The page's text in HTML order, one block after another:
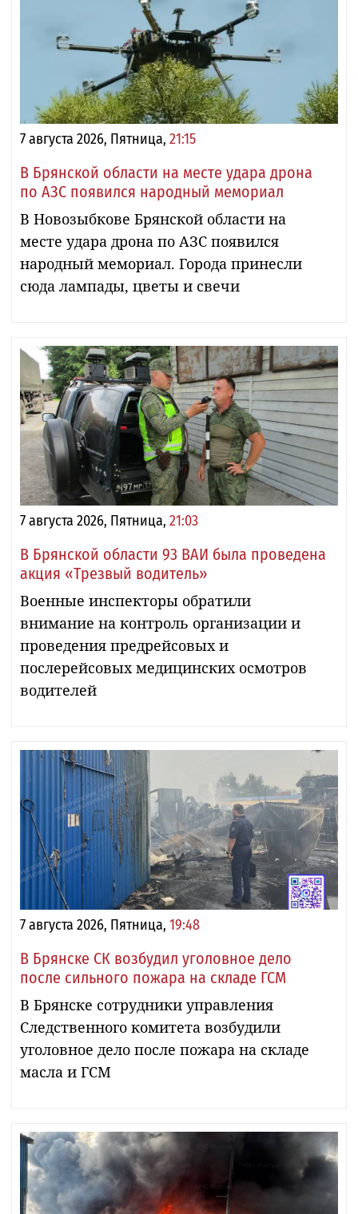
7 августа 2026, Пятница, 21:15
В Брянской области на месте удара дрона
по АЗС появился народный мемориал
В Новозыбкове Брянской области на
месте удара дрона по АЗС появился
народный мемориал. Города принесли
сюда лампады, цветы и свечи
7 августа 2026, Пятница, 21:03
В Брянской области 93 ВАИ была проведена
акция «Трезвый водитель»
Военные инспекторы обратили
внимание на контроль организации и
проведения предрейсовых и
послерейсовых медицинских осмотров
водителей
7 августа 2026, Пятница, 19:48
В Брянске СК возбудил уголовное дело
после сильного пожара на складе ГСМ
В Брянске сотрудники управления
Следственного комитета возбудили
уголовное дело после пожара на складе
масла и ГСМ